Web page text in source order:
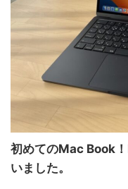
初めてのMac Book
いました。